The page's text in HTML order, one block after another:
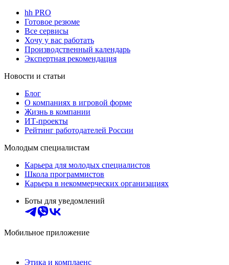
hh PRO
Готовое резюме
Все сервисы
Хочу у вас работать
Производственный календарь
Экспертная рекомендация
Новости и статьи
Блог
О компаниях в игровой форме
Жизнь в компании
ИТ-проекты
Рейтинг работодателей России
Молодым специалистам
Карьера для молодых специалистов
Школа программистов
Карьера в некоммерческих организациях
Боты для уведомлений
Мобильное приложение
Этика и комплаенс